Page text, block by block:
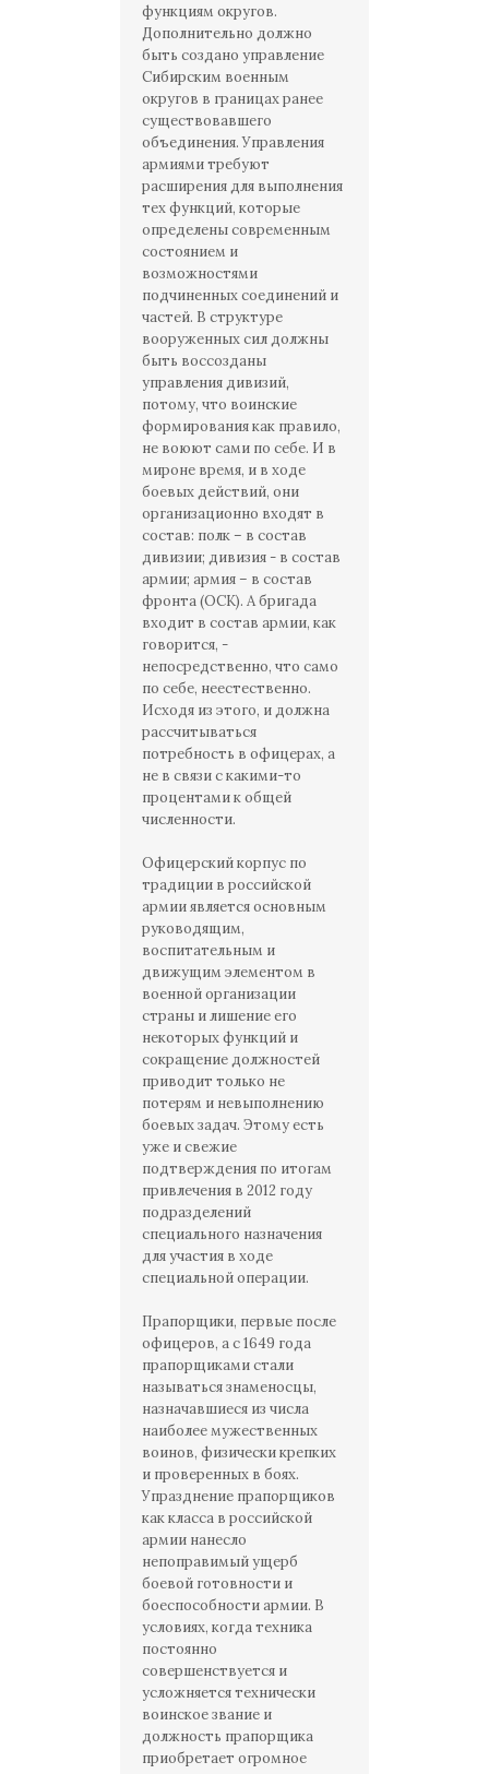
функциям округов.
Дополнительно должно
быть создано управление
Сибирским военным
округов в границах ранее
существовавшего
объединения. Управления
армиями требуют
расширения для выполнения
тех функций, которые
определены современным
состоянием и
возможностями
подчиненных соединений и
частей. В структуре
вооруженных сил должны
быть воссозданы
управления дивизий,
потому, что воинские
формирования как правило,
не воюют сами по себе. И в
мироне время, и в ходе
боевых действий, они
организационно входят в
состав: полк – в состав
дивизии; дивизия - в состав
армии; армия – в состав
фронта (ОСК). А бригада
входит в состав армии, как
говорится, -
непосредственно, что само
по себе, неестественно.
Исходя из этого, и должна
рассчитываться
потребность в офицерах, а
не в связи с какими-то
процентами к общей
численности.
Офицерский корпус по
традиции в российской
армии является основным
руководящим,
воспитательным и
движущим элементом в
военной организации
страны и лишение его
некоторых функций и
сокращение должностей
приводит только не
потерям и невыполнению
боевых задач. Этому есть
уже и свежие
подтверждения по итогам
привлечения в 2012 году
подразделений
специального назначения
для участия в ходе
специальной операции.
Прапорщики, первые после
офицеров, а с 1649 года
прапорщиками стали
называться знаменосцы,
назначавшиеся из числа
наиболее мужественных
воинов, физически крепких
и проверенных в боях.
Упразднение прапорщиков
как класса в российской
армии нанесло
непоправимый ущерб
боевой готовности и
боеспособности армии. В
условиях, когда техника
постоянно
совершенствуется и
усложняется технически
воинское звание и
должность прапорщика
приобретает огромное